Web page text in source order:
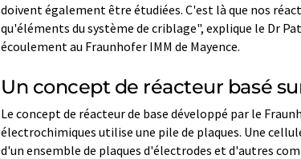
doivent également être étudiées. C'est là que nos
qu'éléments du système de criblage", explique le Dr
écoulement au Fraunhofer IMM de Mayence.
Un concept de réacteur basé
Le concept de réacteur de base développé par le
électrochimiques utilise une pile de plaques. Une
d'un ensemble de plaques d'électrodes et d'autres